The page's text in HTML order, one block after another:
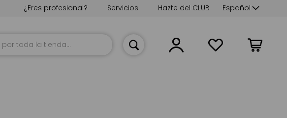
Lenguaje
Español
Hazte del CLUB
Servicios
¿Eres profesional?
Mi cesta